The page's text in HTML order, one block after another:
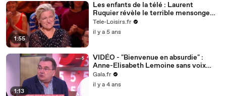
1:55
Les enfants de la télé : Laurent
Ruquier révèle le terrible mensonge
d'Anne-Elisabeth Lemoine à Marc-
Olivier Fogiel
Tele-Loisirs.fr
il y a 5 ans
1:13
VIDÉO - "Bienvenue en absurdie" :
Anne-Elisabeth Lemoine sans voix
face à un projet du gouvernement
Gala.fr
il y a 4 ans